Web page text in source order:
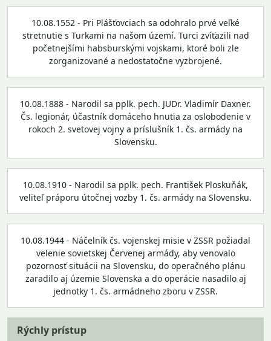
10.08.1552 - Pri Plášťovciach sa odohralo prvé veľké
stretnutie s Turkami na našom území. Turci zvíťazili nad
početnejšími habsburskými vojskami, ktoré boli zle
zorganizované a nedostatočne vyzbrojené.
10.08.1888 - Narodil sa pplk. pech. JUDr. Vladimír Daxner.
Čs. legionár, účastník domáceho hnutia za oslobodenie v
rokoch 2. svetovej vojny a príslušník 1. čs. armády na
Slovensku.
10.08.1910 - Narodil sa pplk. pech. František Ploskuňák,
veliteľ práporu útočnej vozby 1. čs. armády na Slovensku.
10.08.1944 - Náčelník čs. vojenskej misie v ZSSR požiadal
velenie sovietskej Červenej armády, aby venovalo
pozornosť situácii na Slovensku, do operačného plánu
zaradilo aj územie Slovenska a do operácie nasadilo aj
jednotky 1. čs. armádneho zboru v ZSSR.
Rýchly prístup